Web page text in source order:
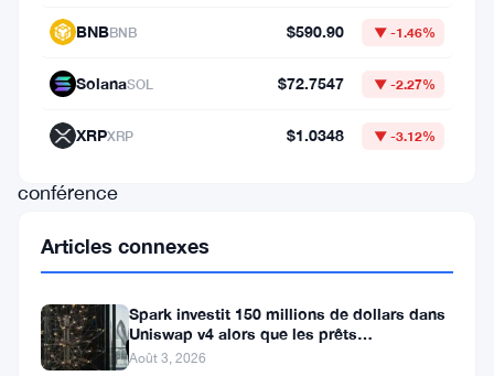
l’art
Lors
conférence
2023,
New
BNBBNB $590.90 ▼ -1.46%
SolanaSOL $72.7547 ▼ -2.27%
XRPXRP $1.0348 ▼ -3.12%
Articles connexes
Spark investit 150 millions de dollars dans
Uniswap v4 alors que les prêts
institutionnels atteignent 260
Août 3, 2026